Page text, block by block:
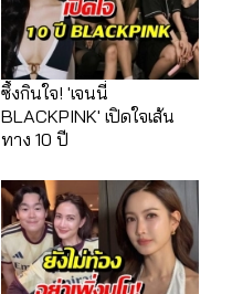
ซึ้งกินใจ! 'เจนนี่
BLACKPINK' เปิดใจเส้น
ทาง 10 ปี